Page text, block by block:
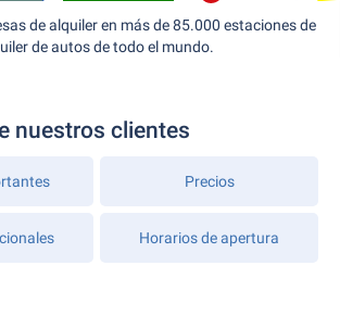
de alquiler en más de 85.000 estaciones de
de autos de todo el mundo.
nuestros clientes
Precios
Horarios de apertura